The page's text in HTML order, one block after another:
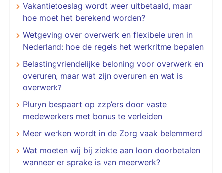
Vakantietoeslag wordt weer uitbetaald, maar
hoe moet het berekend worden?
Wetgeving over overwerk en flexibele uren in
Nederland: hoe de regels het werkritme bepalen
Belastingvriendelijke beloning voor overwerk en
overuren, maar wat zijn overuren en wat is
overwerk?
Pluryn bespaart op zzp’ers door vaste
medewerkers met bonus te verleiden
Meer werken wordt in de Zorg vaak belemmerd
Wat moeten wij bij ziekte aan loon doorbetalen
wanneer er sprake is van meerwerk?